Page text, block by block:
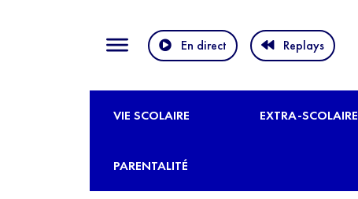
En direct Replays
VIE SCOLAIRE EXTRA-SCOLAIRE
PARENTALITÉ